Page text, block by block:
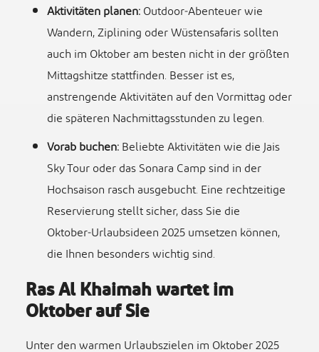
Aktivitäten planen:Outdoor‑Abenteuer wie
Wandern, Ziplining oder Wüstensafaris sollten
auch im Oktober am besten nicht in der größten
Mittagshitze stattfinden. Besser ist es,
anstrengende Aktivitäten auf den Vormittag oder
die späteren Nachmittagsstunden zu legen.
Vorab buchen:Beliebte Aktivitäten wie die Jais
Sky Tour oder das Sonara Camp sind in der
Hochsaison rasch ausgebucht. Eine rechtzeitige
Reservierung stellt sicher, dass Sie die
Oktober‑Urlaubsideen 2025 umsetzen können,
die Ihnen besonders wichtig sind.
Ras Al Khaimah wartet im
Oktober auf Sie
Unter den warmen Urlaubszielen im Oktober 2025